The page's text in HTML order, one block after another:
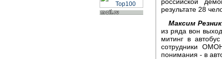
результате 28
Максим
из ряда вон
митинг в
сотрудники
понимания - в